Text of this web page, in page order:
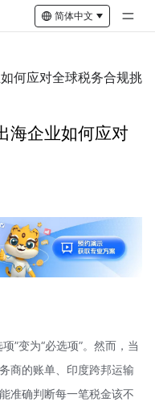
简体中文
何应对全球税务合规挑
海企业如何应对
”变为“必选项”。然而，当
商的账单、印度跨邦运输
准确判断每一笔税金该不